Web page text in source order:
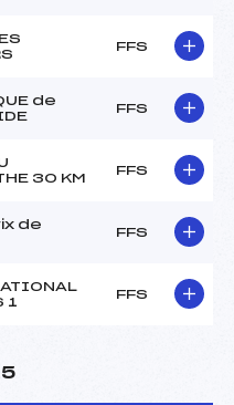
FFS
de
FFS
30 KM
FFS
de
FFS
1
FFS